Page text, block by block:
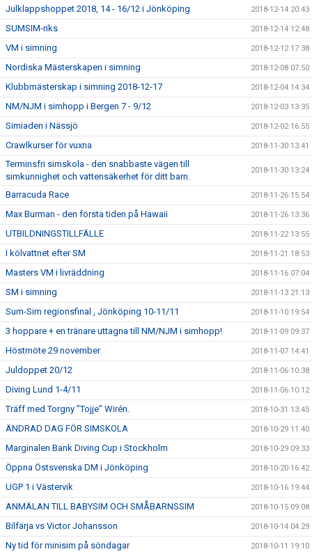
Julklappshoppet 2018, 14 - 16/12 i Jönköping 2018-12-14 20:43
SUMSIM-riks 2018-12-14 12:48
VM i simning 2018-12-12 17:38
Nordiska Mästerskapen i simning 2018-12-08 07:50
Klubbmästerskap i simning 2018-12-17 2018-12-04 14:34
NM/NJM i simhopp i Bergen 7 - 9/12 2018-12-03 13:35
Simiaden i Nässjö 2018-12-02 16:55
Crawlkurser för vuxna 2018-11-30 13:41
Terminsfri simskola - den snabbaste vägen till
simkunnighet och vattensäkerhet för ditt barn.
2018-11-30 13:24
Barracuda Race 2018-11-26 15:54
Max Burman - den första tiden på Hawaii 2018-11-26 13:36
UTBILDNINGSTILLFÄLLE 2018-11-22 13:55
I kölvattnet efter SM 2018-11-21 18:53
Masters VM i livräddning 2018-11-16 07:04
SM i simning 2018-11-13 21:13
Sum-Sim regionsfinal , Jönköping 10-11/11 2018-11-10 19:54
3 hoppare + en tränare uttagna till NM/NJM i simhopp! 2018-11-09 09:37
Höstmöte 29 november 2018-11-07 14:41
Juldoppet 20/12 2018-11-06 10:38
Diving Lund 1-4/11 2018-11-06 10:12
Träff med Torgny ”Tojje” Wirén. 2018-10-31 13:45
ÄNDRAD DAG FÖR SIMSKOLA 2018-10-29 11:40
Marginalen Bank Diving Cup i Stockholm 2018-10-29 09:33
Öppna Östsvenska DM i Jönköping 2018-10-20 16:42
UGP 1 i Västervik 2018-10-16 19:44
ANMÄLAN TILL BABYSIM OCH SMÅBARNSSIM 2018-10-15 09:08
Bilfärja vs Victor Johansson 2018-10-14 04:29
Ny tid för minisim på söndagar 2018-10-11 19:10